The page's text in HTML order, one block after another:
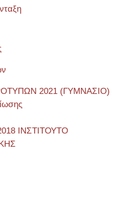
2021 (ΓΥΜΝΑΣΙΟ)
ΙΝΣΤΙΤΟΥΤΟ